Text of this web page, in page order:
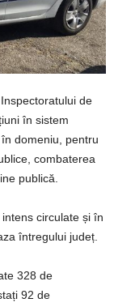
de
în sistem
domeniu, pentru
combaterea
publică.
circulate și în
întregului județ.
328 de
92 de